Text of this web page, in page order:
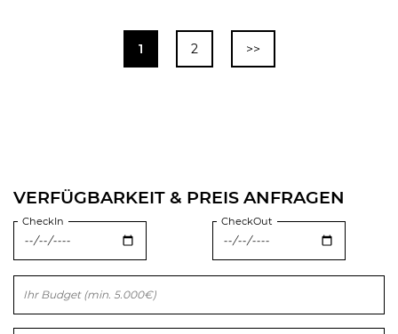
1 2 >>
VERFÜGBARKEIT & PREIS ANFRAGEN
CheckIn CheckOut
Bitte lasse dieses Feld leer.